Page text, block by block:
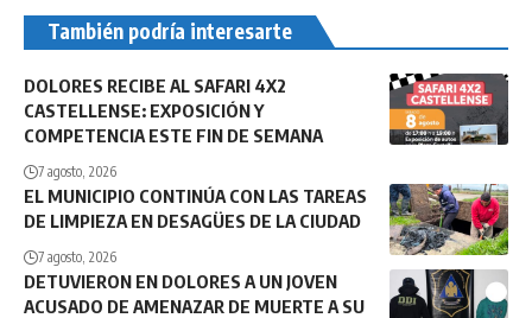
También podría interesarte
DOLORES RECIBE AL SAFARI 4X2
CASTELLENSE: EXPOSICIÓN Y
COMPETENCIA ESTE FIN DE SEMANA
7 agosto, 2026
EL MUNICIPIO CONTINÚA CON LAS TAREAS
DE LIMPIEZA EN DESAGÜES DE LA CIUDAD
7 agosto, 2026
DETUVIERON EN DOLORES A UN JOVEN
ACUSADO DE AMENAZAR DE MUERTE A SU